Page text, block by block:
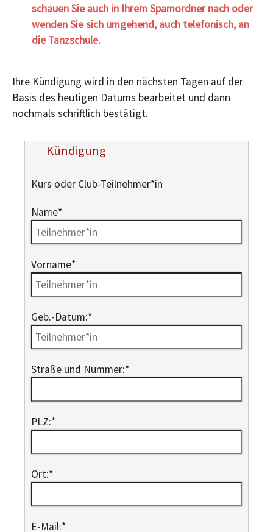
schauen Sie auch in Ihrem Spamordner nach oder
wenden Sie sich umgehend, auch telefonisch, an
die Tanzschule.
Ihre Kündigung wird in den nächsten Tagen auf der
Basis des heutigen Datums bearbeitet und dann
nochmals schriftlich bestätigt.
Kündigung
Kurs oder Club-Teilnehmer*in
Name*
Vorname*
Geb.-Datum:*
Straße und Nummer:*
PLZ:*
Ort:*
E-Mail:*